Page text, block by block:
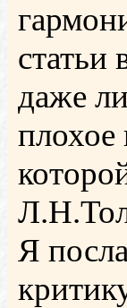
статьи
даже
плохое
Я